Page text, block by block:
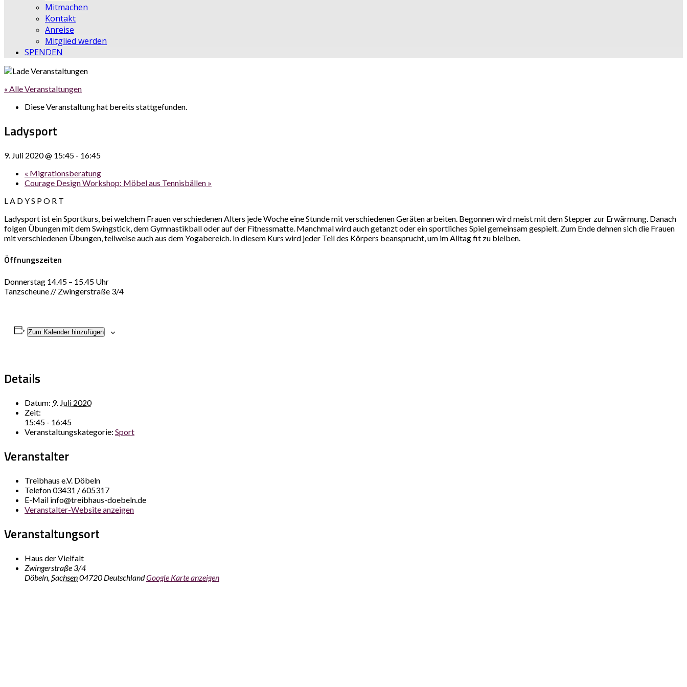
Mitmachen
Kontakt
Anreise
Mitglied werden
SPENDEN
« Alle Veranstaltungen
Diese Veranstaltung hat bereits stattgefunden.
Ladysport
9. Juli 2020 @ 15:45 - 16:45
« Migrationsberatung
Courage Design Workshop: Möbel aus Tennisbällen »
L A D Y S P O R T
Ladysport ist ein Sportkurs, bei welchem Frauen verschiedenen Alters jede Woche eine Stunde mit verschiedenen Geräten arbeiten. Begonnen wird meist mit dem Stepper zur Erwärmung. Danach
folgen Übungen mit dem Swingstick, dem Gymnastikball oder auf der Fitnessmatte. Manchmal wird auch getanzt oder ein sportliches Spiel gemeinsam gespielt. Zum Ende dehnen sich die Frauen
mit verschiedenen Übungen, teilweise auch aus dem Yogabereich. In diesem Kurs wird jeder Teil des Körpers beansprucht, um im Alltag fit zu bleiben.
Öffnungszeiten
Donnerstag 14.45 – 15.45 Uhr
Tanzscheune // Zwingerstraße 3/4
Zum Kalender hinzufügen
Details
Datum: 9. Juli 2020
Zeit:
15:45 - 16:45
Veranstaltungskategorie: Sport
Veranstalter
Treibhaus e.V. Döbeln
Telefon03431 / 605317
E-Mail info@treibhaus-doebeln.de
Veranstalter-Website anzeigen
Veranstaltungsort
Haus der Vielfalt
Zwingerstraße 3/4
Döbeln Sachsen04720 DeutschlandGoogle Karte anzeigen